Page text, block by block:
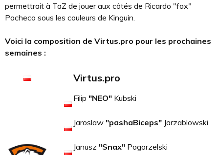
permettrait à TaZ de jouer aux côtés de Ricardo "fox"
Pacheco sous les couleurs de Kinguin.
Voici la composition de Virtus.pro pour les prochaines
semaines :
Virtus.pro
Filip "NEO" Kubski
Jaroslaw "pashaBiceps" Jarzablowski
Janusz "Snax" Pogorzelski